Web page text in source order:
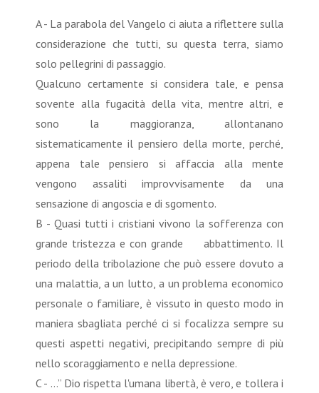
A - La parabola del Vangelo ci aiuta a riflettere sulla
considerazione che tutti, su questa terra, siamo
solo pellegrini di passaggio.
Qualcuno certamente si considera tale, e pensa
sovente alla fugacità della vita, mentre altri, e
sono la maggioranza, allontanano
sistematicamente il pensiero della morte, perché,
appena tale pensiero si affaccia alla mente
vengono assaliti improvvisamente da una
sensazione di angoscia e di sgomento.
B - Quasi tutti i cristiani vivono la sofferenza con
grande tristezza e con grande abbattimento. Il
periodo della tribolazione che può essere dovuto a
una malattia, a un lutto, a un problema economico
personale o familiare, è vissuto in questo modo in
maniera sbagliata perché ci si focalizza sempre su
questi aspetti negativi, precipitando sempre di più
nello scoraggiamento e nella depressione.
C - …” Dio rispetta l'umana libertà, è vero, e tollera i